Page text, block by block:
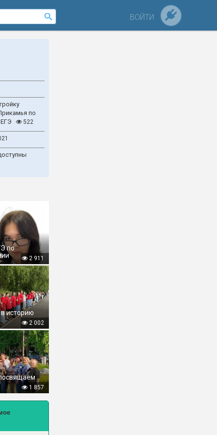
ВОЙТИ
по
522
по
2 911
историю
2 002
1 857